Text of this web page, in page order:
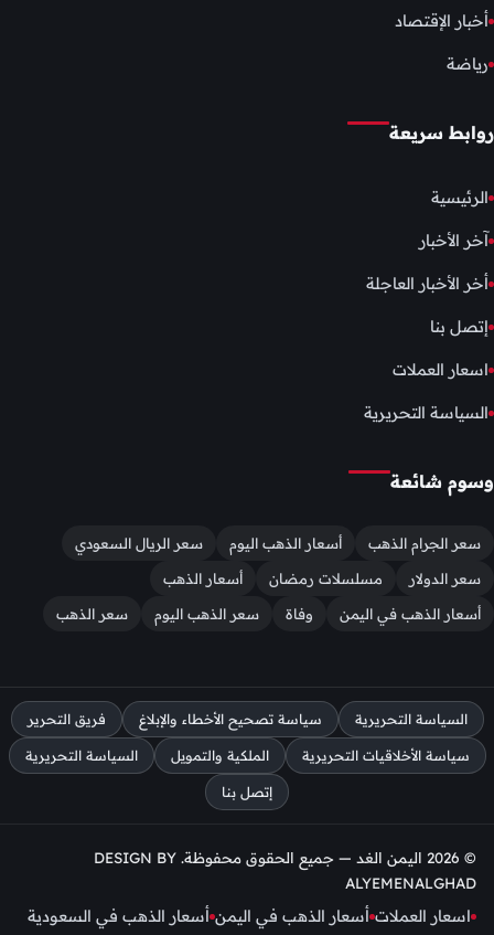
أخبار الإقتصاد
رياضة
روابط سريعة
الرئيسية
آخر الأخبار
أخر الأخبار العاجلة
إتصل بنا
اسعار العملات
السياسة التحريرية
وسوم شائعة
سعر الجرام الذهب أسعار الذهب اليوم
سعر الريال السعودي
سعر الدولار
مسلسلات رمضان
أسعار الذهب
أسعار الذهب في اليمن
وفاة سعر الذهب اليوم سعر الذهب
السياسة التحريرية سياسة تصحيح الأخطاء والإبلاغ فريق التحرير
سياسة الأخلاقيات التحريرية الملكية والتمويل السياسة التحريرية
إتصل بنا
© 2026 اليمن الغد — جميع الحقوق محفوظة. DESIGN BY
ALYEMENALGHAD
اسعار العملات أسعار الذهب في اليمن أسعار الذهب في السعودية